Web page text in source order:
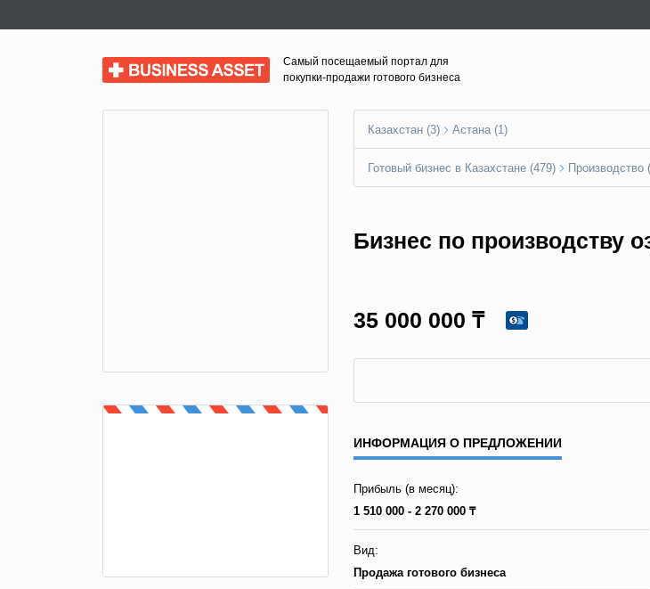
Business Asset
Самый посещаемый портал для
покупки-продажи готового бизнеса
Казахстан (3) Астана (1)
Готовый бизнес в Казахстане (479) Производство
Бизнес по производству
35 000 000 ₸
ИНФОРМАЦИЯ О ПРЕДЛОЖЕНИИ
Прибыль (в месяц):
1 510 000 - 2 270 000 ₸
Вид:
Продажа готового бизнеса